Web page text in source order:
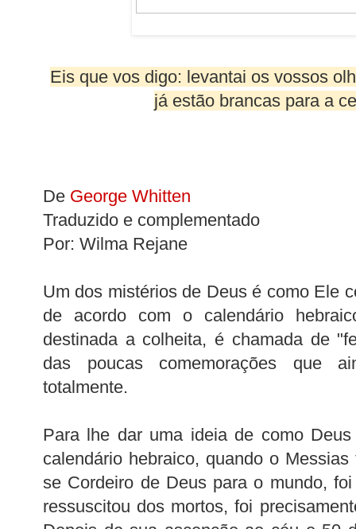
Eis que vos digo: levantai os vossos
já estão brancas para a
De George Whitten
Traduzido e complementado
Por: Wilma Rejane
Um dos mistérios de Deus é como Ele
de acordo com o calendário
destinada a colheita, é chamada de
das poucas comemorações que
totalmente.
Para lhe dar uma ideia de como
calendário hebraico, quando o
se Cordeiro de Deus para o mundo,
ressuscitou dos mortos, foi